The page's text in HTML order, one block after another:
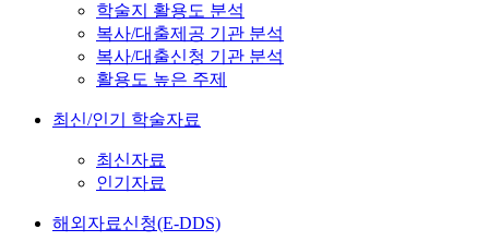
학술지 활용도 분석
복사/대출제공 기관 분석
복사/대출신청 기관 분석
활용도 높은 주제
최신/인기 학술자료
최신자료
인기자료
해외자료신청(E-DDS)